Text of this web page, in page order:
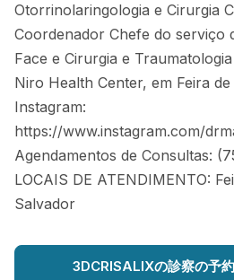
Otorrinolaringologia e Cirurgia
Coordenador Chefe do serviço
Face e Cirurgia e
Niro Health Center, em Feira
Instagram:
https://www.instagram.com/
Agendamentos de Consultas:
LOCAIS DE ATENDIMENTO:
Salvador
3DCRISALIXの診察の予